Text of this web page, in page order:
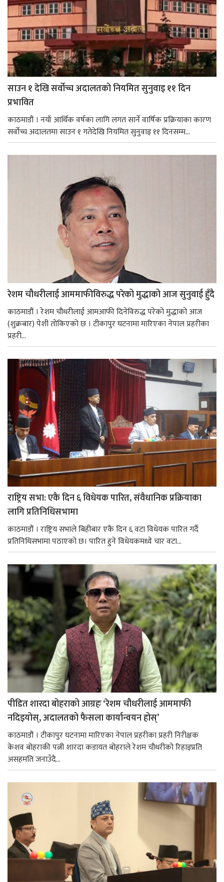
साउन १ देखि सर्वोच्च अदालतको नियमित सुनुवाइ ११ दिन
प्रभावित
काठमाडौं । नयाँ आर्थिक वर्षका लागि लगत सार्ने वार्षिक प्रक्रियाका कारण
सर्वोच्च अदालतमा साउन १ गतेदेखि नियमित सुनुवाइ ११ दिनसम्म...
रेशम चौधरीलाई आममाफीविरुद्ध परेको मुद्धाको आज सुनुवाई हुँदै
काठमाडौं । रेशम चौधरीलाई आमआफी दिनेविरुद्ध परेको मुद्धाको आज
(शुक्रबार) पेशी तोकिएको छ । टीकापुर घटनामा मारिएका नेपाल प्रहरीका
प्रहरी...
राष्ट्रिय सभा: एकै दिन ६ विधेयक पारित, संवैधानिक प्रक्रियाका
लागि प्रतिनिधिसभामा
काठमाडौं । राष्ट्रिय सभाले बिहीबार एकै दिन ६ वटा विधेयक पारित गर्दै
प्रतिनिधिसभामा पठाएको छ। पारित हुने विधेयकमध्ये चार वटा...
पीडित शारदा बोहराको आग्रहः ‘रेशम चौधरीलाई आममाफी
नदिइयोस्, अदालतको फैसला कार्यान्वयन होस्’
काठमाडौं । टीकापुर घटनामा मारिएका नेपाल प्रहरीका प्रहरी निरीक्षक
केशव बोहराकी पत्नी शारदा कडायत बोहराले रेशम चौधरीको रिहाइप्रति
असहमति जनाउँदै...